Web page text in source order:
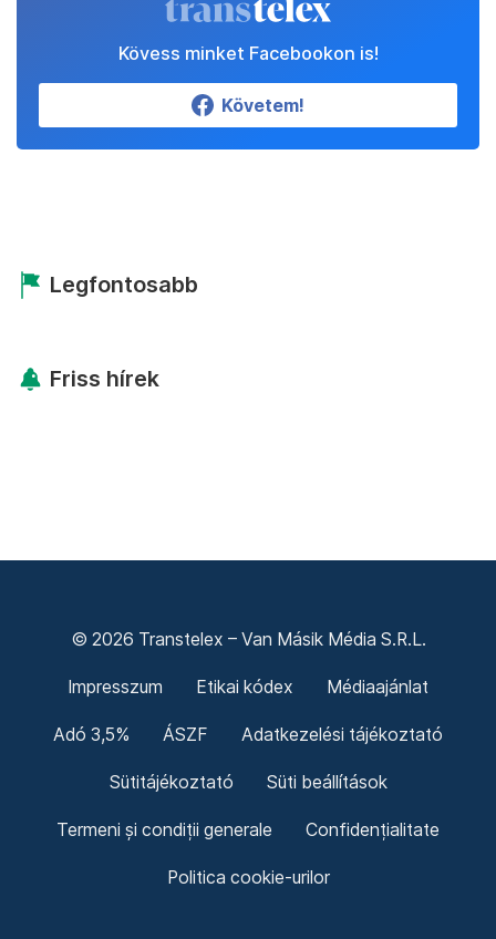
Kövess minket Facebookon is!
Követem!
Legfontosabb
Friss hírek
© 2026 Transtelex – Van Másik Média S.R.L.
Impresszum Etikai kódex Médiaajánlat
Adó 3,5% ÁSZF Adatkezelési tájékoztató
Sütitájékoztató Süti beállítások
Termeni și condiții generale Confidențialitate
Politica cookie-urilor